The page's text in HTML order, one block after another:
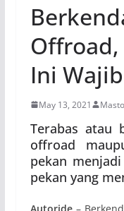
Offroad,
Ini
May 13, 2021
Terabas atau
offroad
pekan
pekan yang
Autoride–